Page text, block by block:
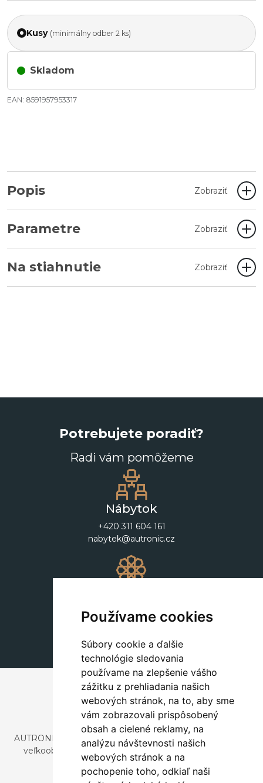
Používame cookies
Súbory cookie a ďalšie
technológie sledovania
používame na zlepšenie vášho
zážitku z prehliadania našich
webových stránok, na to, aby sme
vám zobrazovali prispôsobený
obsah a cielené reklamy, na
analýzu návštevnosti našich
webových stránok a na
pochopenie toho, odkiaľ naši
Kusy (minimálny odber 2 ks)
Skladom
EAN: 8591957953317
Popis Zobraziť
Parametre Zobraziť
Na stiahnutie Zobraziť
Potrebujete poradiť?
Radi vám pomôžeme
Nábytok
+420 311 604 161
nabytek@autronic.cz
+420 311 604 182
dekorace@autronic.cz
AUTRONIC, s.r.o. je spoločnosť zaoberajúca sa dovozom a
veľkoobchodným predajom dizajnového aj štýlového
nábytku a dekorácií.